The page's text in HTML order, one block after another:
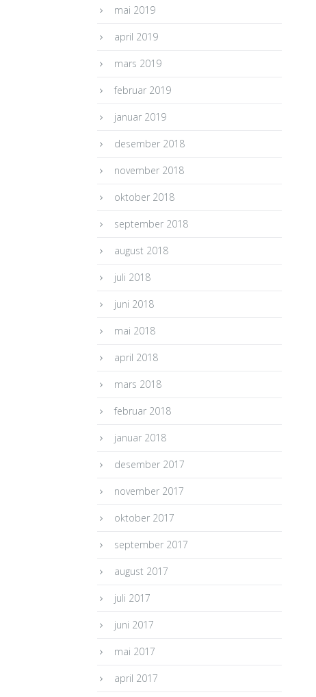
mai 2019
april 2019
mars 2019
februar 2019
januar 2019
desember 2018
november 2018
oktober 2018
september 2018
august 2018
juli 2018
juni 2018
mai 2018
april 2018
mars 2018
februar 2018
januar 2018
desember 2017
november 2017
oktober 2017
september 2017
august 2017
juli 2017
juni 2017
mai 2017
april 2017